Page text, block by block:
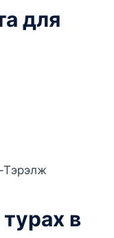
для
Тэрэлж
в